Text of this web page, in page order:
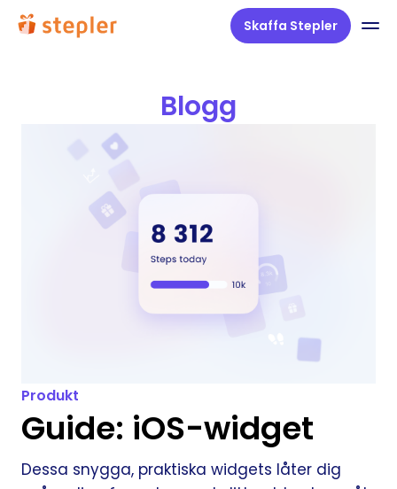
Skaffa Stepler
Blogg
Produkt
Guide: iOS-widget
Dessa snygga, praktiska widgets låter dig